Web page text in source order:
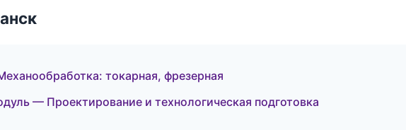
токарная, фрезерная
— Проектирование и технологическая подготовка